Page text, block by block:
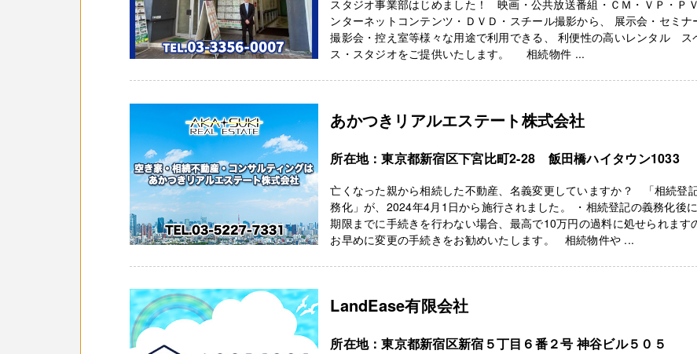
スタジオ事業部はじめました！ 映画・公共放送番組・ＣＭ・ＶＰ・Ｐ
ンターネットコンテンツ・ＤＶＤ・スチール撮影から、 展示会・セミナ
撮影会・控え室等様々な用途で利用できる、 利便性の高いレンタル ス
ス・スタジオをご提供いたします。 相続物件 ...
あかつきリアルエステート株式会社
所在地：東京都新宿区下宮比町2-28 飯田橋ハイタウン1033
亡くなった親から相続した不動産、名義変更していますか？ 「相続登
務化」が、2024年4月1日から施行されました。 ・相続登記の義務化後に
期限までに手続きを行わない場合、最高で10万円の過料に処せられます
お早めに変更の手続きをお勧めいたします。 相続物件や ...
LandEase有限会社
所在地：東京都新宿区新宿５丁目６番２号 神谷ビル５０５